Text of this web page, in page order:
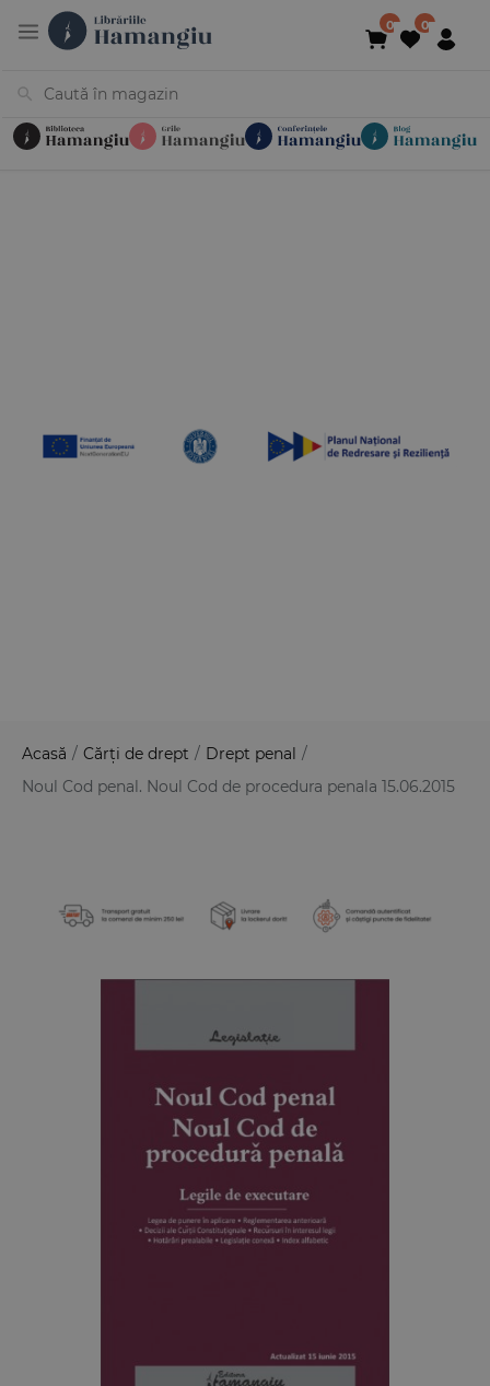
Acasă / Cărți de drept / Drept penal /
Noul Cod penal. Noul Cod de procedura penala 15.06.2015